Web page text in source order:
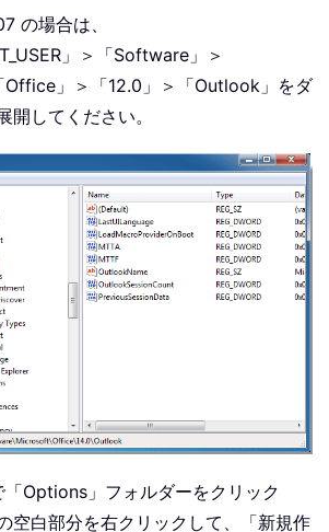
の場合は、
」＞「Software」＞
Office」＞「12.0」＞「Outlook」をダ
開してください。
Options」フォルダーをクリック
空白部分を右クリックして、「新規作